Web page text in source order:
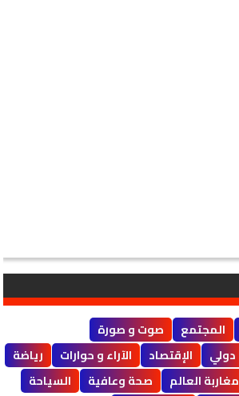
المجتمع
صوت و صورة
دولي الإقتصاد الآراء و حوارات
رياضة
مغاربة العالم صحة وعافية السياحة